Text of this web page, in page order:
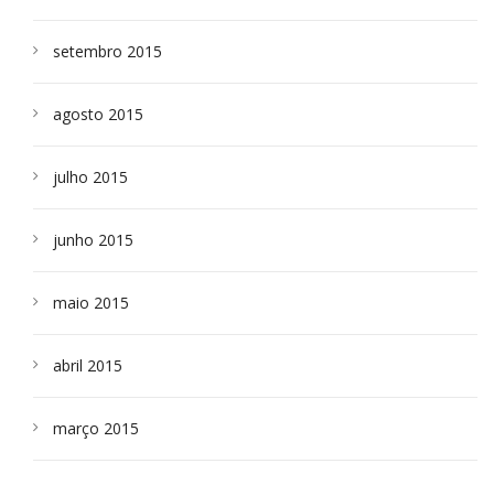
setembro 2015
agosto 2015
julho 2015
junho 2015
maio 2015
abril 2015
março 2015